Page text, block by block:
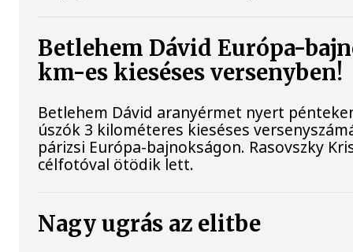
Betlehem Dávid Európa-
km-es kieséses versenyben!
Betlehem Dávid aranyérmet nyert
úszók 3 kilométeres kieséses
párizsi Európa-bajnokságon. Rasovszky
célfotóval ötödik lett.
Nagy ugrás az elitbe